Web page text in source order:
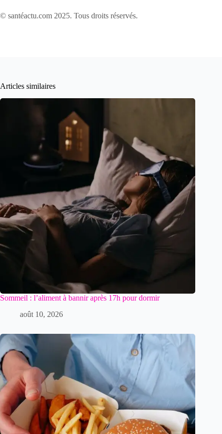
© santéactu.com 2025. Tous droits réservés.
Articles similaires
Sommeil : l’aliment à bannir après 17h pour dormir
août 10, 2026